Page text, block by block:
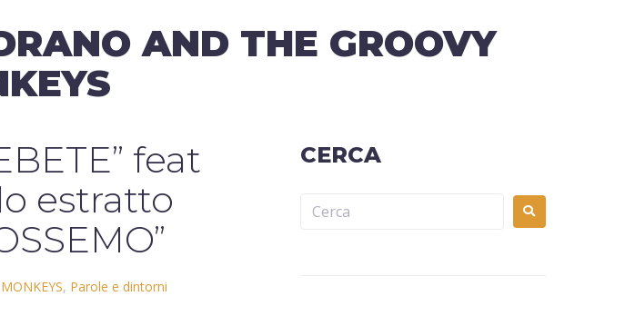
AND THE GROOVY
feat
estratto
, Parole e dintorni
CERCA